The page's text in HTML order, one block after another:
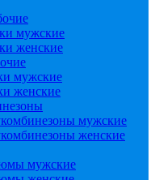
мужские
женские
мужские
женские
мужские
женские
мужские